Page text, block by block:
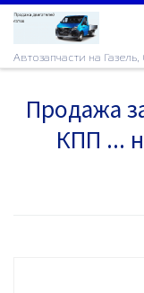
Skip to content
Автозапчасти на
Продажа
КПП ...